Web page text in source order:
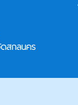
สกลนคร